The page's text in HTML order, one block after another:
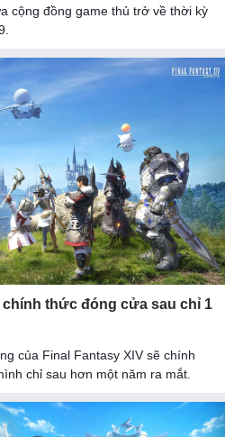
cộng đồng game thủ trở về thời kỳ
chính thức đóng cửa sau chỉ 1
của Final Fantasy XIV sẽ chính
chỉ sau hơn một năm ra mắt.